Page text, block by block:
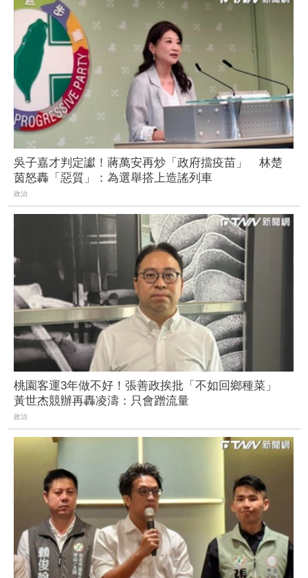
吳子嘉才判定讞！蔣萬安再炒「政府擋疫苗」 林楚
茵怒轟「惡質」：為選舉搭上造謠列車
政治
桃園客運3年做不好！張善政挨批「不如回鄉種菜」
黃世杰競辦再轟凌濤：只會蹭流量
政治